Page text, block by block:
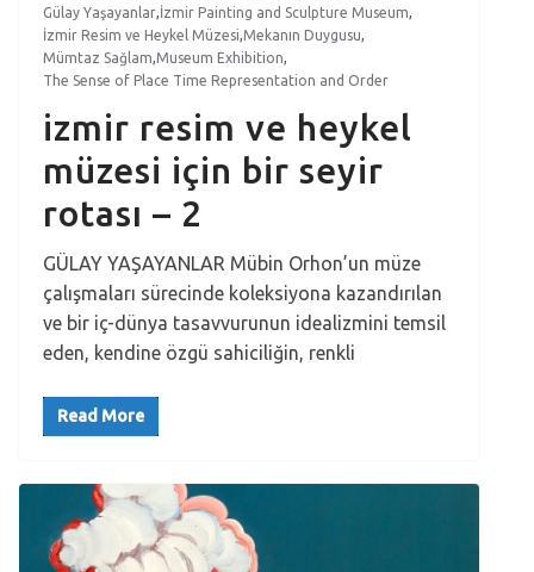
Gülay Yaşayanlar,İzmir Painting and Sculpture Museum,
İzmir Resim ve Heykel Müzesi,Mekanın Duygusu,
Mümtaz Sağlam,Museum Exhibition,
The Sense of Place Time Representation and Order
izmir resim ve heykel
müzesi için bir seyir
rotası – 2
GÜLAY YAŞAYANLAR Mübin Orhon’un müze
çalışmaları sürecinde koleksiyona kazandırılan
ve bir iç-dünya tasavvurunun idealizmini temsil
eden, kendine özgü sahiciliğin, renkli
Read More